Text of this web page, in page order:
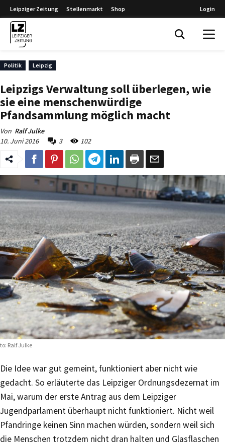
Leipziger Zeitung Stellenmarkt Shop Login
Politik Leipzig
Leipzigs Verwaltung soll überlegen, wie
sie eine menschenwürdige
Pfandsammlung möglich macht
Von Ralf Julke
10. Juni 2016
3 102
Ralf Julke
Die Idee war gut gemeint, funktioniert aber nicht wie
gedacht. So erläuterte das Leipziger Ordnungsdezernat im
Mai, warum der erste Antrag aus dem Leipziger
Jugendparlament überhaupt nicht funktioniert. Nicht weil
Pfandringe keinen Sinn machen würden, sondern weil sich
die Menschen trotzdem nicht dran halten und Glasflaschen